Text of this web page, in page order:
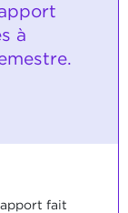
à
fait